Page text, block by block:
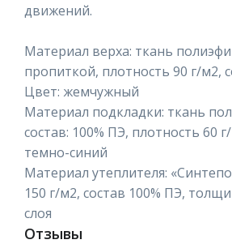
движений.
Материал верха: ткань
пропиткой, плотность 90 г/м2,
Цвет: жемчужный
Материал подкладки: ткань
состав: 100% ПЭ, плотность 60
темно-синий
Материал утеплителя:
150 г/м2, состав 100% ПЭ,
слоя
Отзывы